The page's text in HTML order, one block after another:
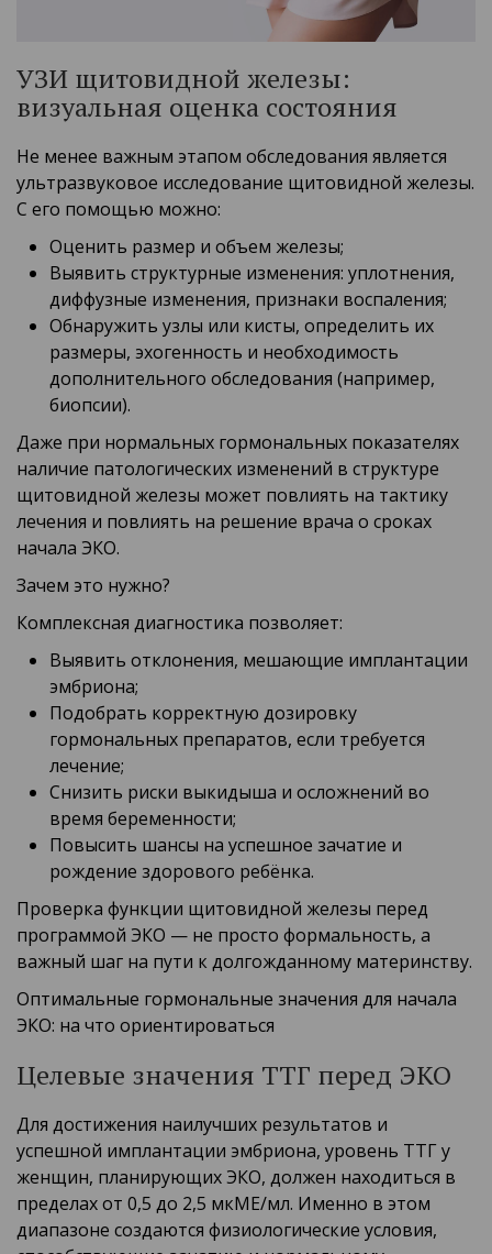
УЗИ щитовидной железы:
визуальная оценка состояния
Не менее важным этапом обследования является
ультразвуковое исследование щитовидной железы.
С его помощью можно:
Оценить размер и объем железы;
Выявить структурные изменения: уплотнения,
диффузные изменения, признаки воспаления;
Обнаружить узлы или кисты, определить их
размеры, эхогенность и необходимость
дополнительного обследования (например,
биопсии).
Даже при нормальных гормональных показателях
наличие патологических изменений в структуре
щитовидной железы может повлиять на тактику
лечения и повлиять на решение врача о сроках
начала ЭКО.
Зачем это нужно?
Комплексная диагностика позволяет:
Выявить отклонения, мешающие имплантации
эмбриона;
Подобрать корректную дозировку
гормональных препаратов, если требуется
лечение;
Снизить риски выкидыша и осложнений во
время беременности;
Повысить шансы на успешное зачатие и
рождение здорового ребёнка.
Проверка функции щитовидной железы перед
программой ЭКО — не просто формальность, а
важный шаг на пути к долгожданному материнству.
Оптимальные гормональные значения для начала
ЭКО: на что ориентироваться
Целевые значения ТТГ перед ЭКО
Для достижения наилучших результатов и
успешной имплантации эмбриона, уровень ТТГ у
женщин, планирующих ЭКО, должен находиться в
пределах от 0,5 до 2,5 мкМЕ/мл. Именно в этом
диапазоне создаются физиологические условия,